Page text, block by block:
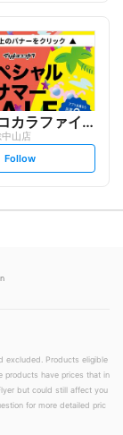
l
o
w
ココカラファイン
山店
s
t
Follow
excluded. Products eligible
products have prices that in
but could still affect you
for more detailed pric